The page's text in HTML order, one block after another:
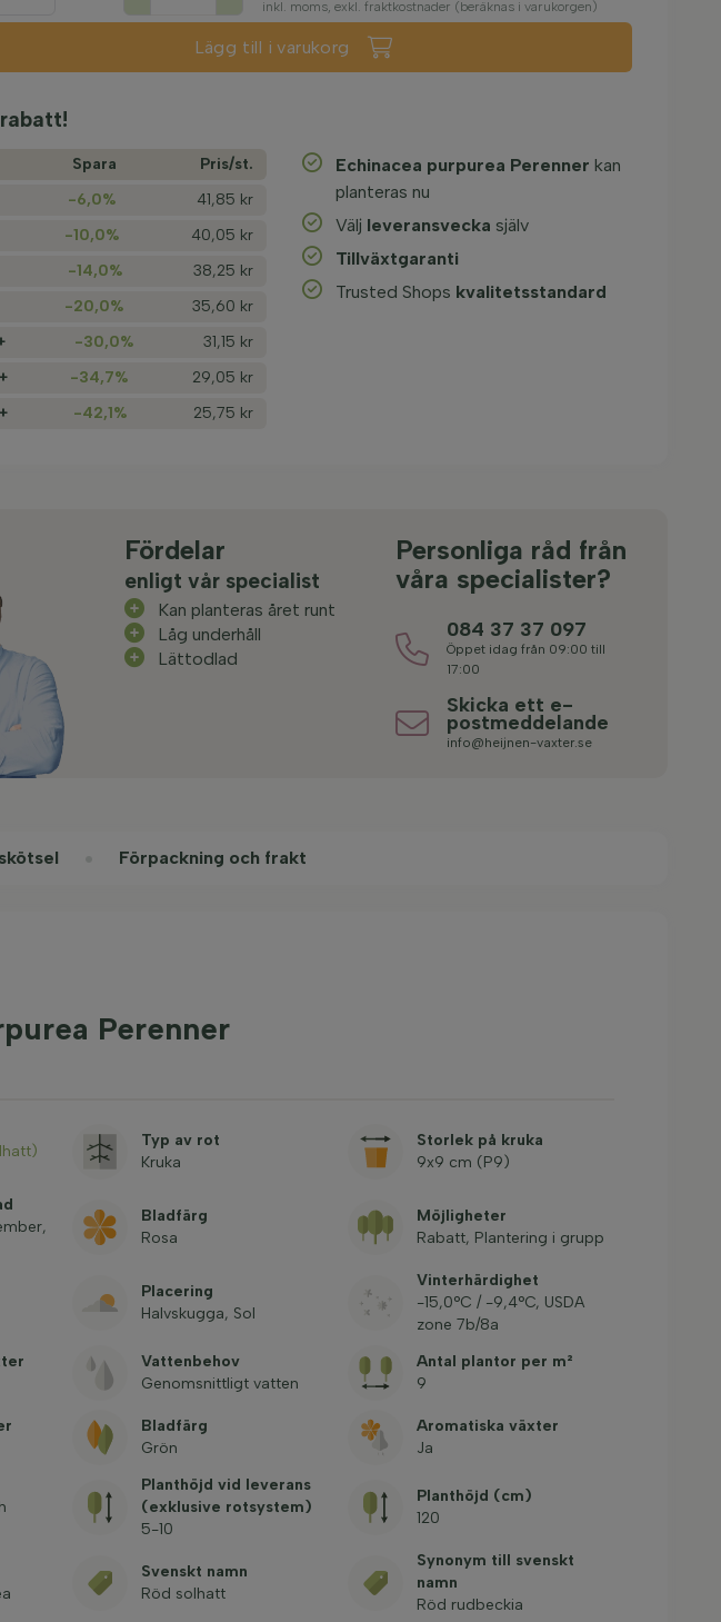
inkl. moms, exkl. fraktkostnader (beräknas i varukorgen)
Lägg till i varukorg
Spara
Pris/­st.
-6,0%
41,85 kr
-10,0%
40,05 kr
-14,0%
38,25 kr
-20,0%
35,60 kr
-30,0%
31,15 kr
-34,7%
29,05 kr
-42,1% 25,75 kr
Echinacea purpurea Perenner kan
planteras nu
Välj leveransvecka själv
Tillväxtgaranti
Trusted Shops kvalitetsstandard
Fördelar
enligt vår specialist
Kan planteras året runt
Låg underhåll
Lättodlad
Personliga råd från
våra specialister?
084 37 37 097
Öppet idag från 09:00 till
17:00
Skicka ett e-
postmeddelande
info@heijnen-vaxter.se
Förpackning och frakt
Perenner
Typ av rot
Kruka
Storlek på kruka
9x9 cm (P9)
Bladfärg
Rosa
Möjligheter
Rabatt, Plantering i grupp
Placering
Halvskugga, Sol
Vinterhärdighet
-15,0°C / -9,4°C, USDA
zone 7b/8a
Vattenbehov
Genomsnittligt vatten
Antal plantor per m²
9
Bladfärg
Grön
Aromatiska växter
Ja
Planthöjd vid leverans
(exklusive rotsystem)
5-10
Planthöjd (cm)
120
Svenskt namn
Röd solhatt
Synonym till svenskt
namn
Röd rudbeckia